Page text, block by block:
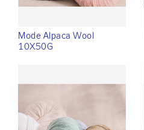
Mode Alpaca Wool
10X50G